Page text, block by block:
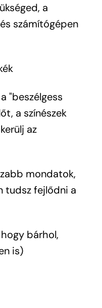
a
számítógépen
"beszélgess
a színészek
az
mondatok,
tudsz fejlődni a
bárhol,
is)